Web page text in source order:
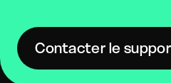
Contacter le